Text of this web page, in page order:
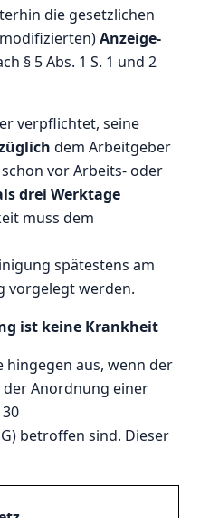
die gesetzlichen
Anzeige-
§ 5 Abs. 1 S. 1 und 2
verpflichtet, seine
dem Arbeitgeber
vor Arbeits- oder
drei Werktage
muss dem
spätestens am
vorgelegt werden.
ist keine Krankheit
hingegen aus, wenn der
Anordnung einer
betroffen sind. Dieser